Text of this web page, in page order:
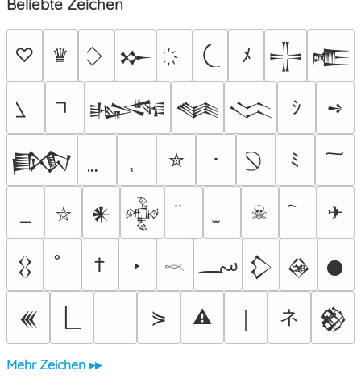
Beliebte Zeichen
♡ ♛ 𒁍 ﾒ 𒋲 𒍫
𒈙 𒈝 𒈱 ｼ ➺
𒁃 ✮ ･ ﾐ
⛥ 𒀭 𒅒 ☠ ✈
𒌐 † ‣ 𓎖 ؄ 𒁷 𒊲 𒊹
𒌍 ⋟ ⚠ ネ 𒆙
Mehr Zeichen ▸▸